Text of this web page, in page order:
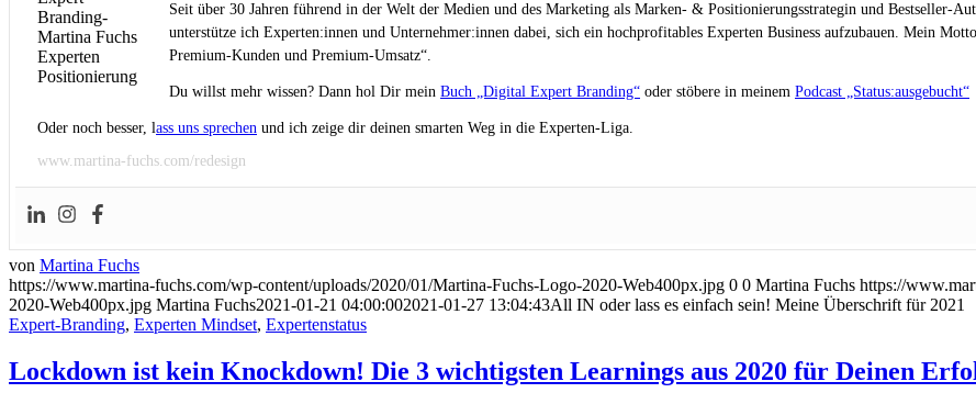
Seit über 30 Jahren führend in der Welt der Medien und des Marketing als Marken- & Positionierungsstrategin und
unterstütze ich Experten:innen und Unternehmer:innen dabei, sich ein hochprofitables Experten Business aufzubauen. Mein
Premium-Kunden und Premium-Umsatz“.
Du willst mehr wissen? Dann hol Dir mein Buch „Digital Expert Branding“ oder stöbere in meinem Podcast „Status:ausgebucht“
Oder noch besser, lass uns sprechen und ich zeige dir deinen smarten Weg in die Experten-Liga.
www.martina-fuchs.com/redesign
von Martina Fuchs
https://www.martina-fuchs.com/wp-content/uploads/2020/01/Martina-Fuchs-Logo-2020-Web400px.jpg 0 0 Martina Fuchs https://
2020-Web400px.jpg Martina Fuchs2021-01-21 04:00:002021-01-27 13:04:43All IN oder lass es einfach sein! Meine Überschrift für 2021
Expert-Branding, Experten Mindset, Expertenstatus
Lockdown ist kein Knockdown! Die 3 wichtigsten Learnings aus 2020 für Deinen